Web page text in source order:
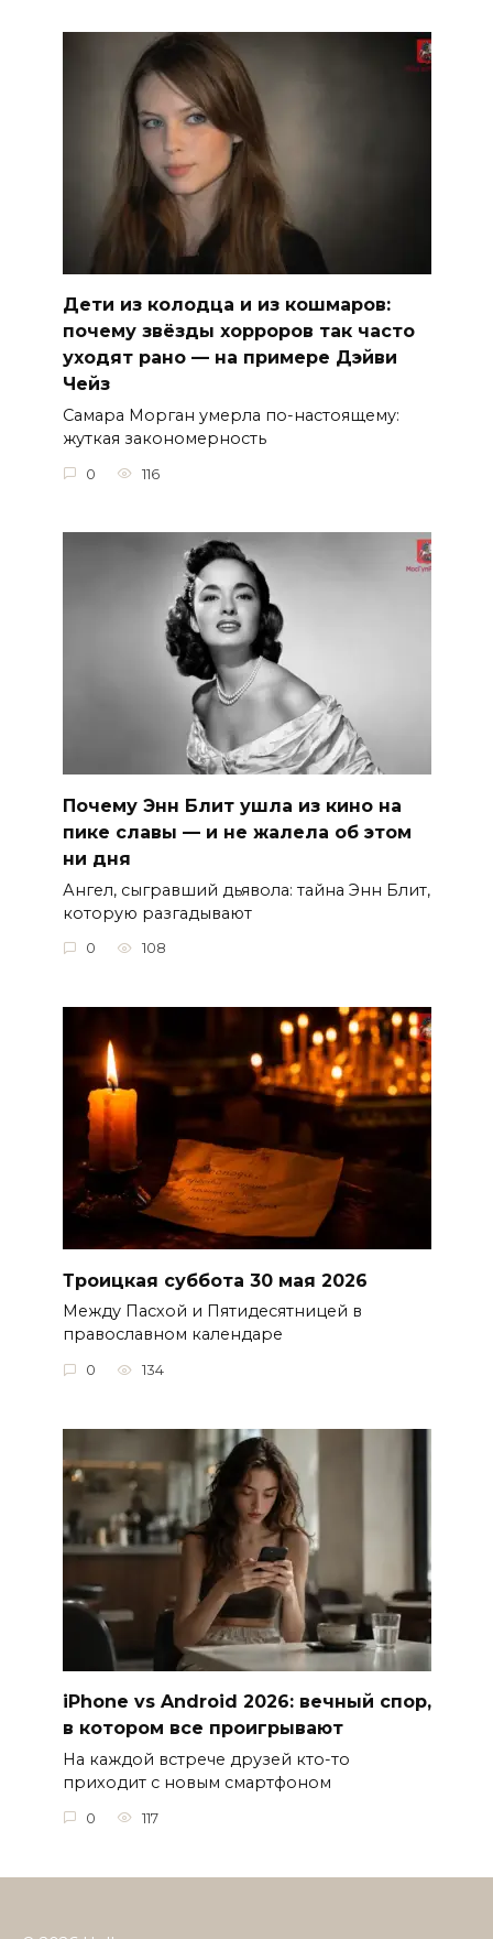
Дети из колодца и из кошмаров:
почему звёзды хорроров так часто
уходят рано — на примере Дэйви
Чейз
Самара Морган умерла по-настоящему:
жуткая закономерность
0 116
Почему Энн Блит ушла из кино на
пике славы — и не жалела об этом
ни дня
Ангел, сыгравший дьявола: тайна Энн Блит,
которую разгадывают
0 108
Троицкая суббота 30 мая 2026
Между Пасхой и Пятидесятницей в
православном календаре
0 134
iPhone vs Android 2026: вечный спор,
в котором все проигрывают
На каждой встрече друзей кто-то
приходит с новым смартфоном
0 117